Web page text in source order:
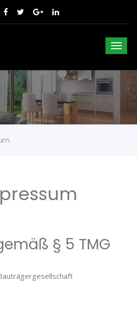
§ 5 TMG